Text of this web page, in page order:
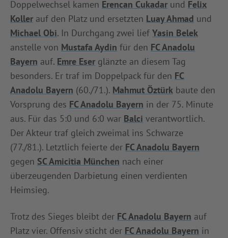
Doppelwechsel kamen Erencan Cukadar und Felix
Koller auf den Platz und ersetzten Luay Ahmad und
Michael Obi. In Durchgang zwei lief Yasin Belek
anstelle von Mustafa Aydin für den FC Anadolu
Bayern auf. Emre Eser glänzte an diesem Tag
besonders. Er traf im Doppelpack für den FC
Anadolu Bayern (60./71.). Mahmut Öztürk baute den
Vorsprung des FC Anadolu Bayern in der 75. Minute
aus. Für das 5:0 und 6:0 war Balci verantwortlich.
Der Akteur traf gleich zweimal ins Schwarze
(77./81.). Letztlich feierte der FC Anadolu Bayern
gegen SC Amicitia München nach einer
überzeugenden Darbietung einen verdienten
Heimsieg.
Trotz des Sieges bleibt der FC Anadolu Bayern auf
Platz vier. Offensiv sticht der FC Anadolu Bayern in